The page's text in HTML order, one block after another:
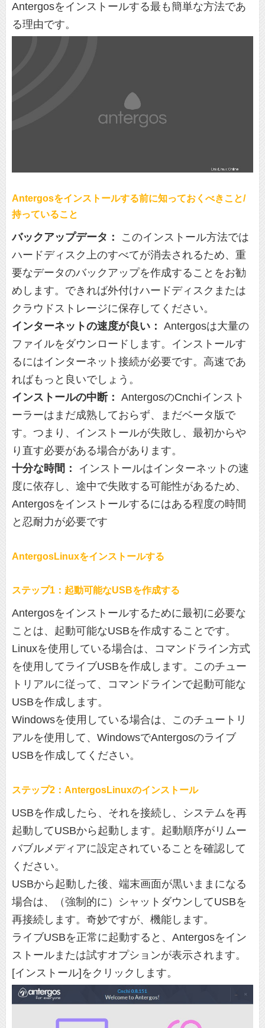
Antergosをインストールする最も簡単な方法であ
る理由です。
Antergosをインストールする前に知っておくべきこと/
持っていること
バックアップデータ：
このインストール方法では
ハードディスク上のすべてが消去されるため、重
要なデータのバックアップを作成することをお勧
めします。できれば外付けハードディスクまたは
クラウドストレージに保存してください。
インターネットの速度が良い： Antergosは大量の
ファイルをダウンロードします。インストールす
るにはインターネット接続が必要です。高速であ
ればもっと良いでしょう。
インストールの中断： AntergosのCnchiインスト
ーラーはまだ成熟しておらず、まだベータ版で
す。つまり、インストールが失敗し、最初からや
り直す必要がある場合があります。
十分な時間：
インストールはインターネットの速
度に依存し、途中で失敗する可能性があるため、
Antergosをインストールするにはある程度の時間
と忍耐力が必要です
AntergosLinuxをインストールする
ステップ1：起動可能なUSBを作成する
Antergosをインストールするために最初に必要な
ことは、起動可能なUSBを作成することです。
Linuxを使用している場合は、コマンドライン方式
を使用してライブUSBを作成します。このチュー
トリアルに従って、コマンドラインで起動可能な
USBを作成します。
Windowsを使用している場合は、このチュートリ
アルを使用して、WindowsでAntergosのライブ
USBを作成してください。
ステップ2：AntergosLinuxのインストール
USBを作成したら、それを接続し、システムを再
起動してUSBから起動します。起動順序がリムー
バブルメディアに設定されていることを確認して
ください。
USBから起動した後、端末画面が黒いままになる
場合は、（強制的に）シャットダウンしてUSBを
再接続します。奇妙ですが、機能します。
ライブUSBを正常に起動すると、Antergosをイン
ストールまたは試すオプションが表示されます。
[インストール]をクリックします。